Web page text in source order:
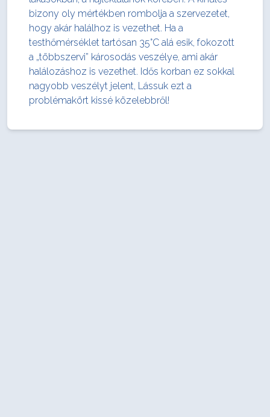
bizony oly mértékben rombolja a szervezetet,
hogy akár halálhoz is vezethet. Ha a
testhőmérséklet tartósan 35°C alá esik, fokozott
a „többszervi” károsodás veszélye, ami akár
halálozáshoz is vezethet. Idős korban ez sokkal
nagyobb veszélyt jelent, Lássuk ezt a
problémakört kissé közelebbről!